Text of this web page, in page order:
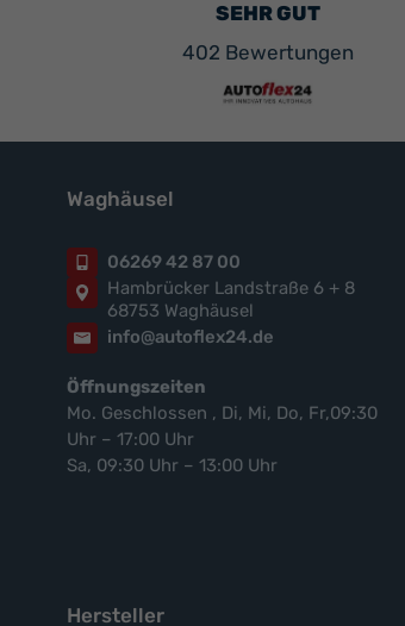
SEHR GUT
402 Bewertungen
Waghäusel
06269 42 87 00
Hambrücker Landstraße 6 + 8
68753 Waghäusel
info@autoflex24.de
Öffnungszeiten
Mo. Geschlossen , Di, Mi, Do, Fr,09:30
Uhr – 17:00 Uhr
Sa, 09:30 Uhr – 13:00 Uhr
Hersteller